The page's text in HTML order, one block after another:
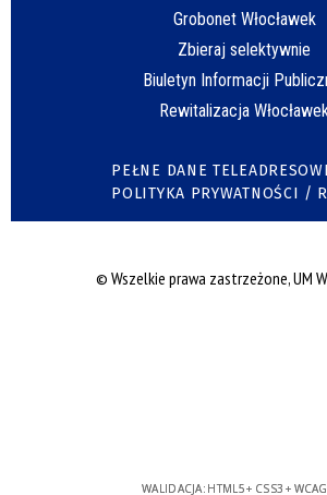
Grobonet Włocławek
Zbieraj selektywnie
Biuletyn Informacji
Rewitalizacja
PEŁNE DANE
POLITYKA PRYWATNOŚCI /
© Wszelkie prawa zastrzeżone, UM
WALIDACJA: HTML5+ CSS3 +